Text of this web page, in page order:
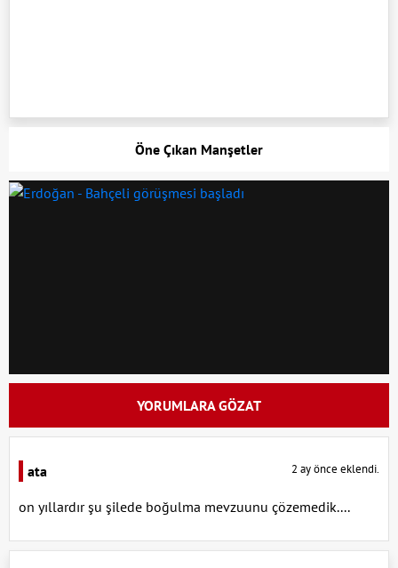
Öne Çıkan Manşetler
YORUMLARA GÖZAT
ata 2 ay önce eklendi.
on yıllardır şu şilede boğulma mevzuunu çözemedik....